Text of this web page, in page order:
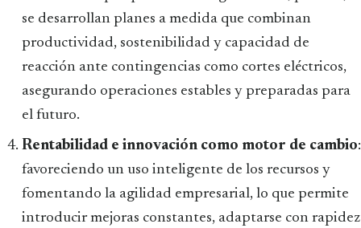
se desarrollan planes a medida que combinan
productividad, sostenibilidad y capacidad de
reacción ante contingencias como cortes eléctricos,
asegurando operaciones estables y preparadas para
el futuro.
Rentabilidad e innovación como motor de cambio:
favoreciendo un uso inteligente de los recursos y
fomentando la agilidad empresarial, lo que permite
introducir mejoras constantes, adaptarse con rapidez